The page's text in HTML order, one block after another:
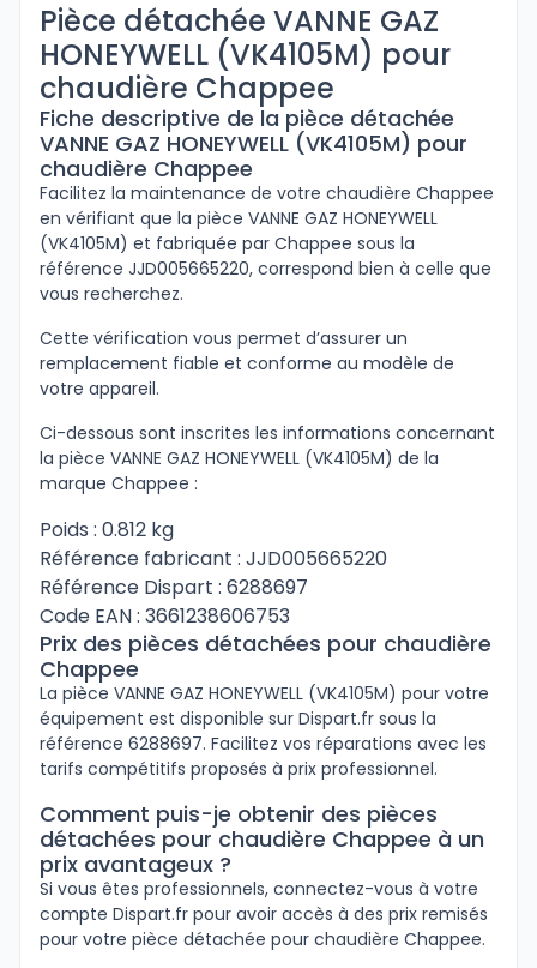
Pièce détachée VANNE GAZ
HONEYWELL (VK4105M) pour
chaudière Chappee
Fiche descriptive de la pièce détachée
VANNE GAZ HONEYWELL (VK4105M) pour
chaudière Chappee
Facilitez la maintenance de votre chaudière Chappee
en vérifiant que la pièce VANNE GAZ HONEYWELL
(VK4105M) et fabriquée par Chappee sous la
référence JJD005665220, correspond bien à celle que
vous recherchez.
Cette vérification vous permet d’assurer un
remplacement fiable et conforme au modèle de
votre appareil.
Ci-dessous sont inscrites les informations concernant
la pièce VANNE GAZ HONEYWELL (VK4105M) de la
marque Chappee :
Poids : 0.812 kg
Référence fabricant : JJD005665220
Référence Dispart : 6288697
Code EAN : 3661238606753
Prix des pièces détachées pour chaudière
Chappee
La pièce VANNE GAZ HONEYWELL (VK4105M) pour votre
équipement est disponible sur Dispart.fr sous la
référence 6288697. Facilitez vos réparations avec les
tarifs compétitifs proposés à prix professionnel.
Comment puis-je obtenir des pièces
détachées pour chaudière Chappee à un
prix avantageux ?
Si vous êtes professionnels, connectez-vous à votre
compte Dispart.fr pour avoir accès à des prix remisés
pour votre pièce détachée pour chaudière Chappee.